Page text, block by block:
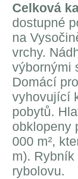
Celková
dostupné
na
vrchy.
výbornými
Domácí
vyhovující
pobytů.
obklopeny
000 m²,
m).
rybolovu.